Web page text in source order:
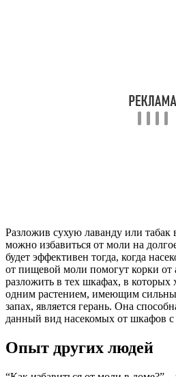
Разложив сухую лаванду или
можно избавиться от моли на
будет эффективен тогда, когда
от пищевой моли помогут корки от
разложить в тех шкафах, в
одним растением, имеющим
запах, является герань. Она
данный вид насекомых от шкафов
Опыт других людей